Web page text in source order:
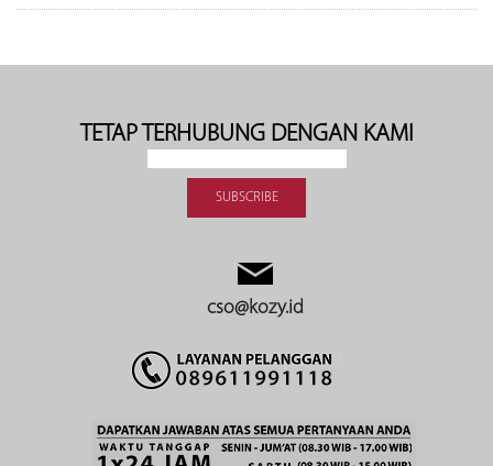
TETAP TERHUBUNG DENGAN KAMI
cso@kozy.id